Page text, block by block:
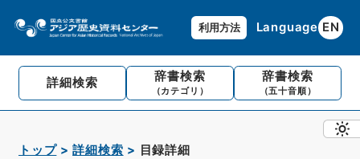
利用方法 Language EN
詳細検索 辞書検索
（カテゴリ）
辞書検索
（五十音順）
トップ 詳細検索 目録詳細